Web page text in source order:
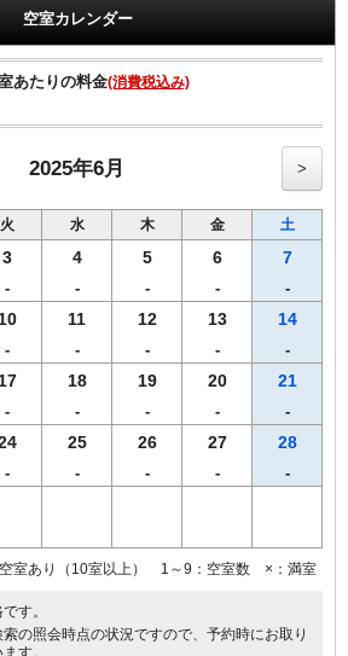
泊のみのご利用になりました場合は
】
線接続可能（Wi-Fi・有線LAN）
空室カレンダー
あたりの料金(消費税込み)
2025年6月 >
火 水 木 金 土
3
-
4
-
5
-
6
-
7
-
-
11
-
12
-
13
-
14
-
-
18
-
19
-
20
-
21
-
-
25
-
26
-
27
-
28
-
室あり（10室以上） 1～9：空室数 ×：満室
す。
の照会時点の状況ですので、予約時にお取り